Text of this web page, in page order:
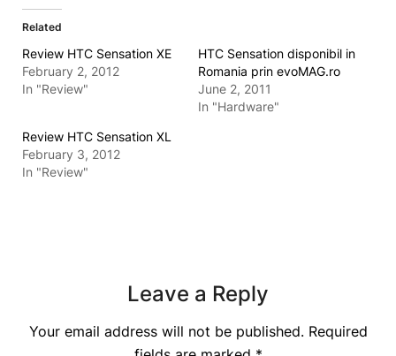
Related
Review HTC Sensation XE
February 2, 2012
In "Review"
HTC Sensation disponibil in
Romania prin evoMAG.ro
June 2, 2011
In "Hardware"
Review HTC Sensation XL
February 3, 2012
In "Review"
Leave a Reply
Your email address will not be published. Required